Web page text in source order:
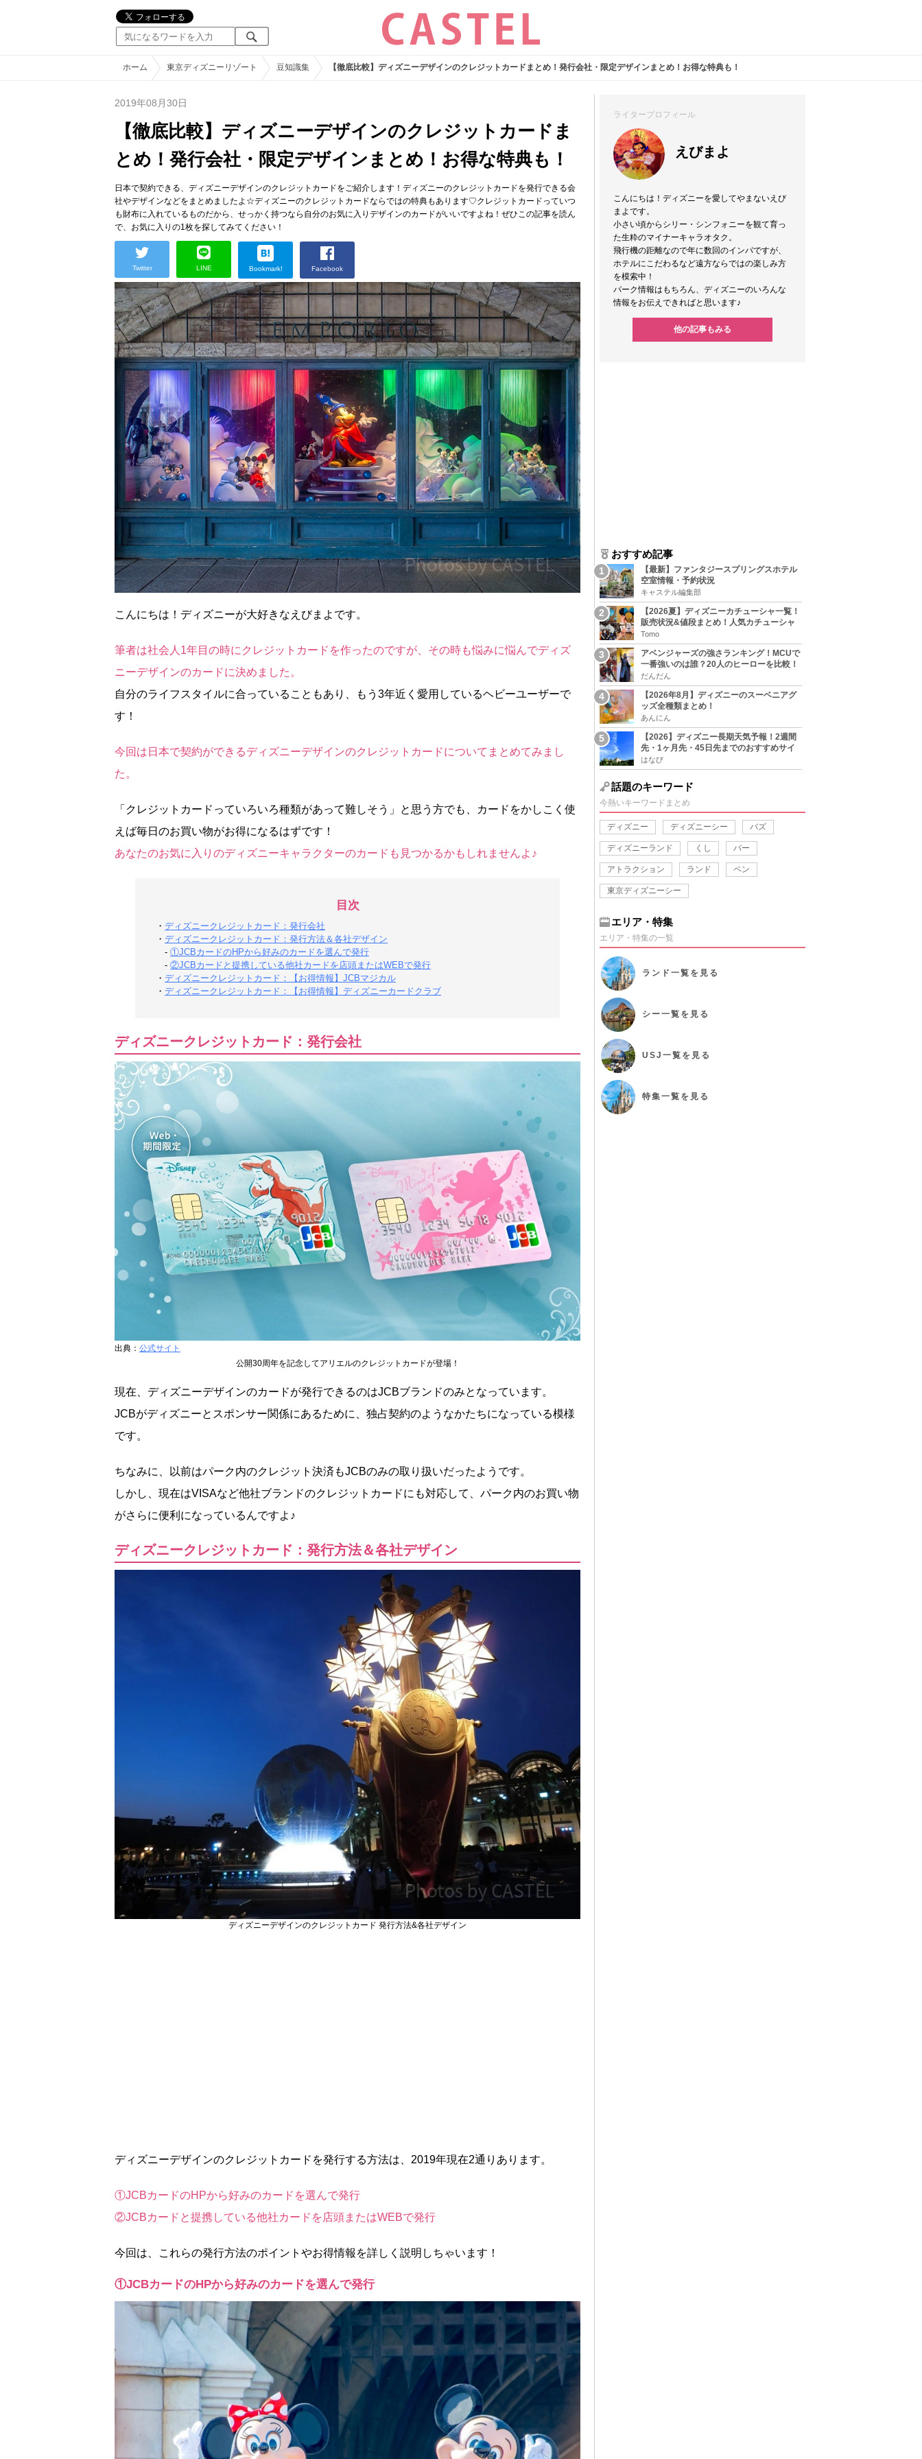
ホーム 東京ディズニーリゾート 豆知識集 【徹底比較】ディズニーデザインのクレジットカードまとめ！発行会社・限定デザインまとめ！お得な特典も！
2019年08月30日
【徹底比較】ディズニーデザインのクレジットカードま
とめ！発行会社・限定デザインまとめ！お得な特典も！
日本で契約できる、ディズニーデザインのクレジットカードをご紹介します！ディズニーのクレジットカードを発行できる会
社やデザインなどをまとめましたよ☆ディズニーのクレジットカードならではの特典もあります♡クレジットカードっていつ
も財布に入れているものだから、せっかく持つなら自分のお気に入りデザインのカードがいいですよね！ぜひこの記事を読ん
で、お気に入りの1枚を探してみてください！
Twitter LINE Bookmark! Facebook
こんにちは！ディズニーが大好きなえびまよです。
筆者は社会人1年目の時にクレジットカードを作ったのですが、その時も悩みに悩んでディズ
ニーデザインのカードに決めました。
自分のライフスタイルに合っていることもあり、もう3年近く愛用しているヘビーユーザーで
す！
今回は日本で契約ができるディズニーデザインのクレジットカードについてまとめてみまし
た。
「クレジットカードっていろいろ種類があって難しそう」と思う方でも、カードをかしこく使
えば毎日のお買い物がお得になるはずです！
あなたのお気に入りのディズニーキャラクターのカードも見つかるかもしれませんよ♪
目次
・ ディズニークレジットカード：発行会社
・ ディズニークレジットカード：発行方法＆各社デザイン
- ①JCBカードのHPから好みのカードを選んで発行
- ②JCBカードと提携している他社カードを店頭またはWEBで発行
・ ディズニークレジットカード：【お得情報】JCBマジカル
・ ディズニークレジットカード：【お得情報】ディズニーカードクラブ
ディズニークレジットカード：発行会社
出典： 公式サイト
公開30周年を記念してアリエルのクレジットカードが登場！
現在、ディズニーデザインのカードが発行できるのはJCBブランドのみとなっています。
JCBがディズニーとスポンサー関係にあるために、独占契約のようなかたちになっている模様
です。
ちなみに、以前はパーク内のクレジット決済もJCBのみの取り扱いだったようです。
しかし、現在はVISAなど他社ブランドのクレジットカードにも対応して、パーク内のお買い物
がさらに便利になっているんですよ♪
ディズニークレジットカード：発行方法＆各社デザイン
ディズニーデザインのクレジットカード 発行方法&各社デザイン
ディズニーデザインのクレジットカードを発行する方法は、2019年現在2通りあります。
①JCBカードのHPから好みのカードを選んで発行
②JCBカードと提携している他社カードを店頭またはWEBで発行
今回は、これらの発行方法のポイントやお得情報を詳しく説明しちゃいます！
①JCBカードのHPから好みのカードを選んで発行
ライタープロフィール
えびまよ
こんにちは！ディズニーを愛してやまないえび
まよです。
小さい頃からシリー・シンフォニーを観て育っ
た生粋のマイナーキャラオタク。
飛行機の距離なので年に数回のインパですが、
ホテルにこだわるなど遠方ならではの楽しみ方
を模索中！
パーク情報はもちろん、ディズニーのいろんな
情報をお伝えできればと思います♪
他の記事もみる
おすすめ記事
【最新】ファンタジースプリングスホテル
空室情報・予約状況
キャステル編集部
【2026夏】ディズニーカチューシャ一覧！
販売状況&値段まとめ！人気カチューシャ
をチェック
Tomo
アベンジャーズの強さランキング！MCUで
一番強いのは誰？20人のヒーローを比較！
だんだん
【2026年8月】ディズニーのスーベニアグ
ッズ全種類まとめ！
あんにん
【2026】ディズニー長期天気予報！2週間
先・1ヶ月先・45日先までのおすすめサイ
ト＆アプリまとめ！
はなび
話題のキーワード
今熱いキーワードまとめ
ディズニー ディズニーシー バズ
ディズニーランド くし バー
アトラクション ランド ペン
東京ディズニーシー
エリア・特集
エリア・特集の一覧
ランド 一覧を見る
シー一覧を見る
USJ 一覧を見る
特集一覧を見る